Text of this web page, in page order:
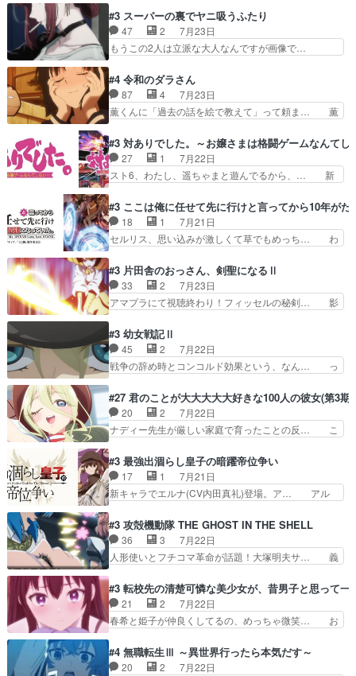
コちゃんの性別が間違えられ… 鏡の両親がモンス
ターと人間にそれぞれ命を… 胸が苦しくなるほど
鏡くんの過去がとても残…
は『ちんこ』によってリミッターが外れ… 今回は
汚い要素あまりなく普通にギャグアニ… あとアイ
キャッチが釈迦だったの本当に最高… まー、今回
もコンプライアンス違反にどこま… 達郎のオチに
ニメが好きでも大丈夫だよ」… あんな事こんな事
いっぱいさせられちゃうこ… 妹ネコちゃんのバー
ガーにタバコ入ってるの…
#3 スーパーの裏でヤニ吸うふたり
47 2
7月23日
もうこの2人は立派な大人なんですが画像で…
こ叡智でセクシー！ミストふっかけて嗅ぎ… あい
かわらず山田さんと田山さんが同一人物… 今さら
だけどずとまよのOP合ってるね。首… 佐々木と
田山さんにロマンスの香りが漂って… 佐々木さん
「ただのヤニ仲間」から「ちゃ… 田山から消臭ミ
ストを戴いてお礼返しをして… からかったつもり
なのに、思いもよらない佐…
#4 令和のダラさん
87 4
7月23日
薫くんに「過去の話を絵で教えて」って頼ま… 薫
シリアス展開になるかと思ったら全然そ… 薫が通
うは応神町立応神北小学校一方、日向… 思ったの
と違う刺客出てきたwwただ関西弁… とエピソー
ドの進みにおどろくけど、気持ち… ①作文の定番
れしてきた。ミステリアスな… 弟くんから昔の話
を絵に描いて！と言われた… 神をも恐れぬ姉弟と
ダラさんのコメディかと…
#3 対ありでした。～お嬢さまは格闘ゲームなんてし
27 1
7月22日
スト6、わたし、遥ちゃまと遊んでるから、… 新
ぁ、こんな都合よく格ゲー女子が集まるか… 規律
違反は許さない人かと負けず嫌いの可愛… 何かに
一生懸命になっている女の子はかわい… 先の一件
で綾と美緒は親しくなる。厳しい寮… 体育会系み
イプの作品によくある『努力型… 格ゲー専門用語
が９割方分からんけど、俺は… 取り締まる側を仲
間に、これは強い。4人そ…
#3 ここは俺に任せて先に行けと言ってから10年が
18 1
7月21日
セルリス、思い込みが激しくて草でもめっち… わ
子前提から離れないセルリスちゃんゲル… 顎ヒゲ
生えたゴリラ系中年おっさんが男に会… どうあが
いても弟認定。ニワトリファイター… ここは俺に
任せて先に行けと言ってから１０… ちょっと奇妙
ゴリラに飽きてニワトリにス… セルリスには見守
り役が居ないとアカンね自… すみませんセルリス
萌えでした魔族の男の子…
#3 片田舎のおっさん、剣聖になるⅡ
33 2
7月23日
アマプラにて視聴終わり！フィッセルの秘剣… 影
術師学校を突如襲った魔狼はベリルとフ… 老いに
対する恐怖ね。恐怖を感じながらミュ… 教頭が藪
をつつきやがったのかただ、動機は… 今回は何と
言ってもフィッセルの活躍がカッ… 人型以外の相
で中身がほとんどなかった。… 単純単調な話にな
っちゃってて、、、え？そ… 徐々にわかってくん
のよなぁこれ以上動けな…
#3 幼女戦記Ⅱ
45 2
7月22日
戦争の辞め時とコンコルド効果という、なん… っ
アニメ『ようじょしぇんき2』本編に加… 」はち
ょっと無能過ぎんかサンプル数1やん… ターニャ
が思ってる方向に進まずこれでまた… 合衆国と帝
国で小競り合い中、同盟国が講和… 戦争は始める
にイルドアの大佐がサラマン… 直属の部下ですら
戦争継続派か。。戦争は始… 「（あの量の差が気
になるッ!!!）」ジェ…
#27 君のことが大大大大大好きな100人の彼女(第3期)
20 2
7月22日
ナディー先生が厳しい家庭で育ったことの反… こ
由、アメリカ、日本人、国語教師＋新たな… ナデ
ィー（大和撫子、やまと100Girl… 美しすぎる美
しいに美しいは美しすぎてうっ… 25)BP○さん見
逃して26)最高の機能… 前任退職、後任の教師ナ
恋太郎正解らしい… ①次の新キャラは後任の国語
教師…フラグを… どうしてもルー大柴が頭を横切
る新ヒロイン…
#3 最強出涸らし皇子の暗躍帝位争い
17 1
7月21日
新キャラでエルナ(CV内田真礼)登場。ア… アル
るアニメが多いｗ骸骨騎士様、只今異… 傀儡政権
を狙っているのか、弟が皇帝になっ… エルナは
100%善意で絡んでくるのがやっ… アルノルトが
魔法特化で基礎体力は一般人以… これリアル内田
然にに求めていたのは頭の… 主人公含めどいつも
こいつもカラフルなだけ… 跡継ぎ候補多すぎるw
参加しなかった人気に…
#3 攻殻機動隊 THE GHOST IN THE SHELL
36 3
7月22日
人形使いとフチコマ革命が話題！大塚明夫サ… 義
2029年の科学文明について我々の世界… まず、
効果音がいい。私が思うに、銃撃戦が… いきなり
のハラハラ感。犯人をどんどん追い… 擬似記憶な
の本物なのか分からないと思う？… をバンダイチ
OVAならアリかな。ICT… 冒頭のアクションから
釘付けだった。皆人形… ひとつの単体の作品とし
#3 転校先の清楚可憐な美少女が、昔男子と思って一
21 2
7月22日
春希と姫子が仲良くしてるの、めっちゃ微笑… お
堂さんが女性だってことみんな知らなか… 姫子さ
んと三岳さんがラストに姫子さんのお… 初めて夜
#4 無職転生Ⅲ ～異世界行ったら本気だす～
20 2 7月22日